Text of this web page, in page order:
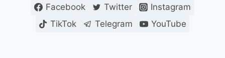
Facebook Twitter
Instagram
TikTok
Telegram YouTube